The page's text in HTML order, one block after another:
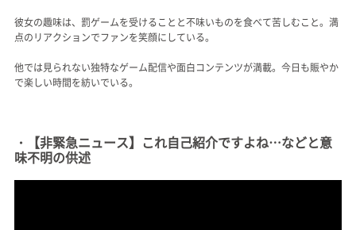
Follow us
Official SNS
彼女の趣味は、罰ゲームを受けることと不味いものを食べて苦しむこと。満
点のリアクションでファンを笑顔にしている。
他では見られない独特なゲーム配信や面白コンテンツが満載。今日も賑やか
で楽しい時間を紡いでいる。
・【非緊急ニュース】これ自己紹介ですよね…などと意
味不明の供述